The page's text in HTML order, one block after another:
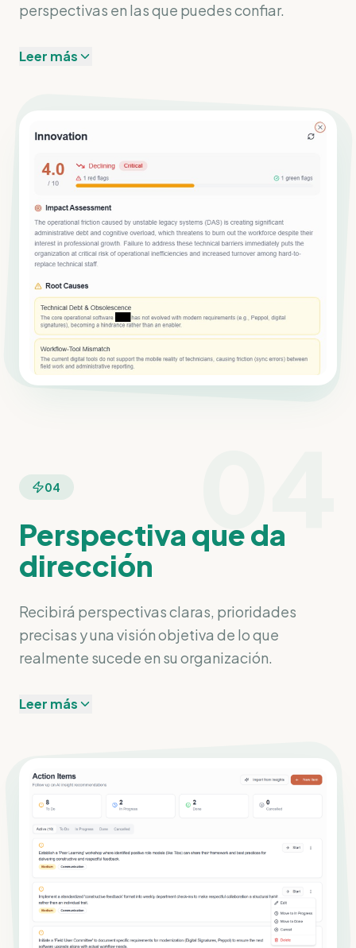
perspectivas en las que puedes confiar.
Leer más
04
Perspectiva que da
dirección
Recibirá perspectivas claras, prioridades
precisas y una visión objetiva de lo que
realmente sucede en su organización.
Leer más